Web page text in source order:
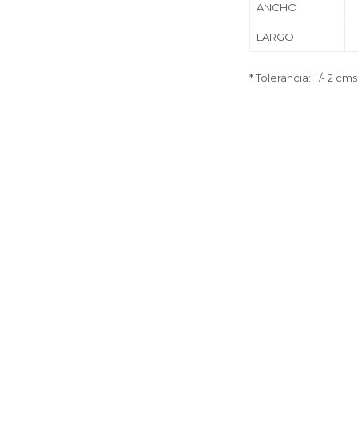
ANCHO
LARGO
* Tolerancia: +/- 2 cms.